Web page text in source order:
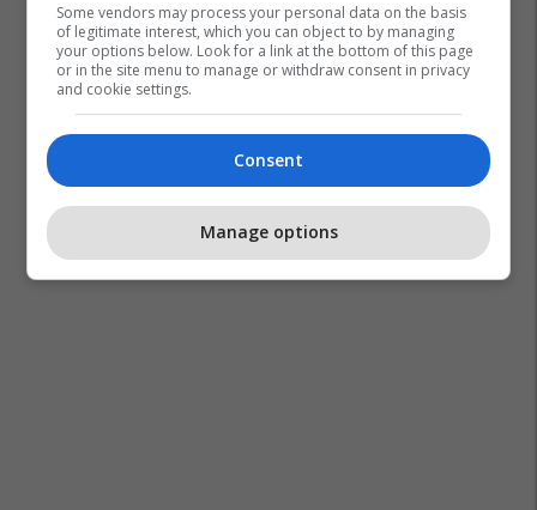
Some vendors may process your personal data on the basis
of legitimate interest, which you can object to by managing
your options below. Look for a link at the bottom of this page
or in the site menu to manage or withdraw consent in privacy
and cookie settings.
Consent
Manage options